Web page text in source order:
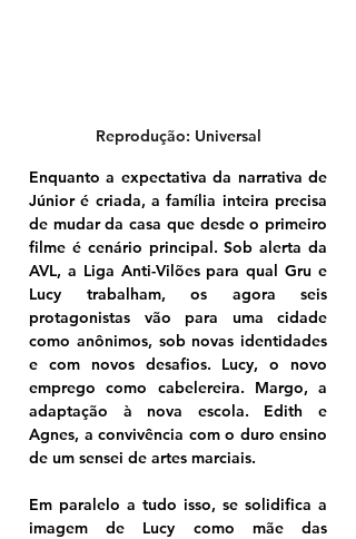
Reprodução: Universal
Enquanto a expectativa da narrativa de
Júnior é criada, a família inteira precisa
de mudar da casa que desde o primeiro
filme é cenário principal. Sob alerta da
AVL, a Liga Anti-Vilões para qual Gru e
Lucy trabalham, os agora seis
protagonistas vão para uma cidade
como anônimos, sob novas identidades
e com novos desafios. Lucy, o novo
emprego como cabelereira. Margo, a
adaptação à nova escola. Edith e
Agnes, a convivência com o duro ensino
de um sensei de artes marciais.
Em paralelo a tudo isso, se solidifica a
imagem de Lucy como mãe das